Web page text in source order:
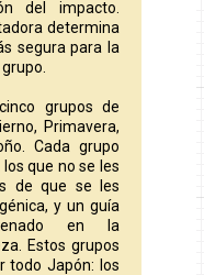
del impacto.
determina
segura para la
grupos de
Primavera,
Cada grupo
que no se les
de que se les
y un guía
en la
Estos grupos
todo Japón: los